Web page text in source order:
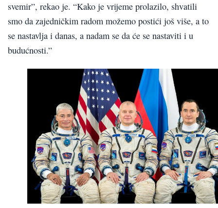
svemir”, rekao je. “Kako je vrijeme prolazilo, shvatili
smo da zajedničkim radom možemo postići još više, a to
se nastavlja i danas, a nadam se da će se nastaviti i u
budućnosti.”